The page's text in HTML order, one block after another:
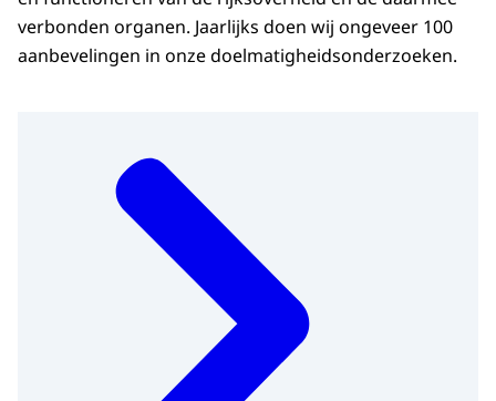
verbonden organen. Jaarlijks doen wij ongeveer 100
aanbevelingen in onze doelmatigheidsonderzoeken.